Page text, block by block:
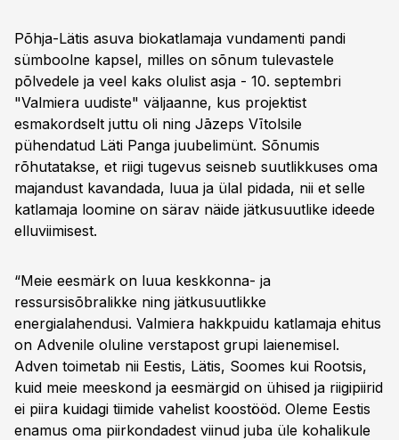
Põhja-Lätis asuva biokatlamaja vundamenti pandi
sümboolne kapsel, milles on sõnum tulevastele
põlvedele ja veel kaks olulist asja - 10. septembri
"Valmiera uudiste" väljaanne, kus projektist
esmakordselt juttu oli ning Jāzeps Vītolsile
pühendatud Läti Panga juubelimünt. Sõnumis
rõhutatakse, et riigi tugevus seisneb suutlikkuses oma
majandust kavandada, luua ja ülal pidada, nii et selle
katlamaja loomine on särav näide jätkusuutlike ideede
elluviimisest.
“Meie eesmärk on luua keskkonna- ja
ressursisõbralikke ning jätkusuutlikke
energialahendusi. Valmiera hakkpuidu katlamaja ehitus
on Advenile oluline verstapost grupi laienemisel.
Adven toimetab nii Eestis, Lätis, Soomes kui Rootsis,
kuid meie meeskond ja eesmärgid on ühised ja riigipiirid
ei piira kuidagi tiimide vahelist koostööd. Oleme Eestis
enamus oma piirkondadest viinud juba üle kohalikule